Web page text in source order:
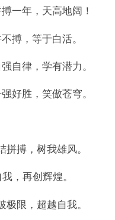
一年，天高地阔！
搏，等于白活。
自律，学有潜力。
好胜，笑傲苍穹。
搏，树我雄风。
，再创辉煌。
限，超越自我。